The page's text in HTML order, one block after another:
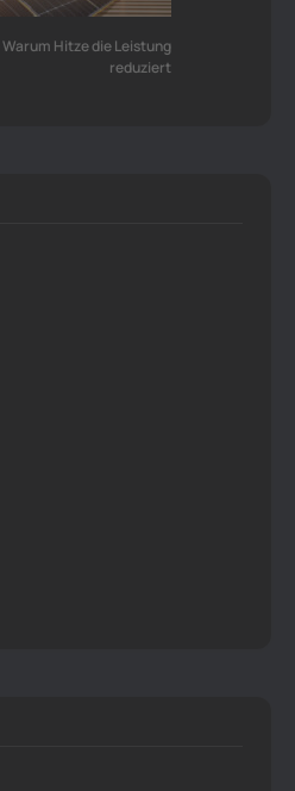
Hitze die Leistung
reduziert